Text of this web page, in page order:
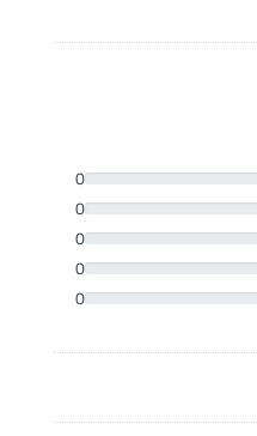
0
0
0
0
0